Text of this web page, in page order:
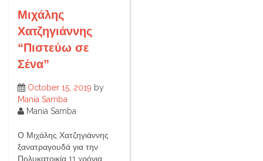
Μιχάλης
Χατζηγιάννης
“Πιστεύω σε
Σένα”
October 15, 2019 by
Mania Samba
Mania Samba
Ο Μιχάλης Χατζηγιάννης
ξανατραγουδά για την
Πολυκατοικία 11 χρόνια